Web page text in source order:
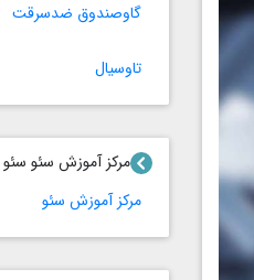
گاوصندوق ضدسرقت
تاوسیال
مرکز آموزش سئو سئو 6
مرکز آموزش سئو